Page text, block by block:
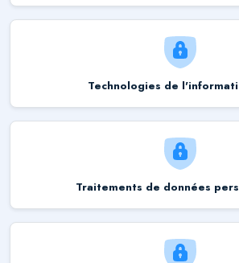
Technologies de
Traitements de données